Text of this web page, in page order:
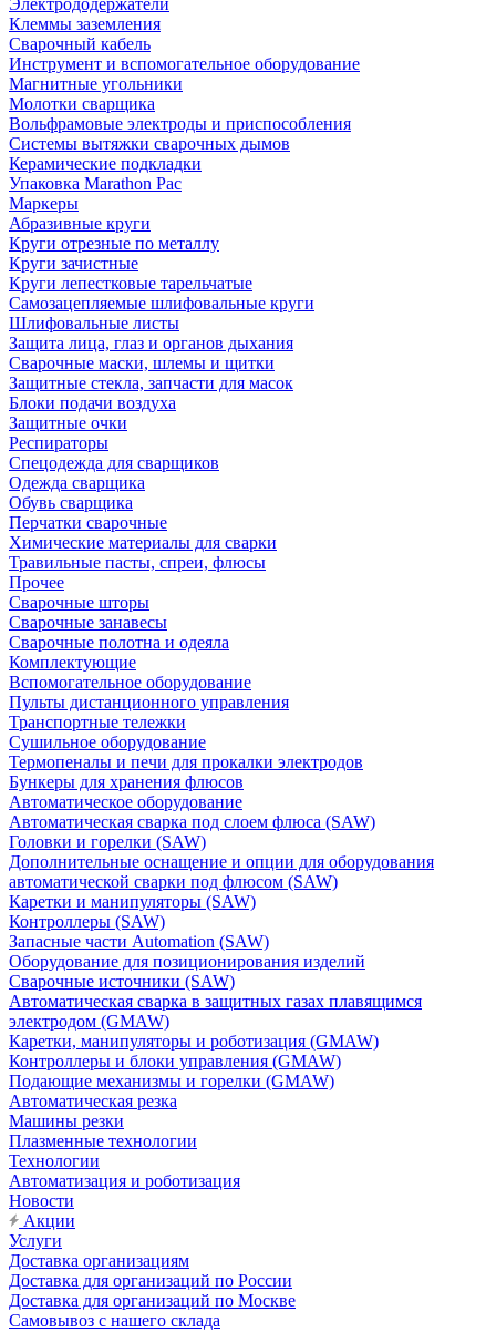
Электрододержатели
Клеммы заземления
Сварочный кабель
Инструмент и вспомогательное оборудование
Магнитные угольники
Молотки сварщика
Вольфрамовые электроды и приспособления
Системы вытяжки сварочных дымов
Керамические подкладки
Упаковка Marathon Pac
Маркеры
Абразивные круги
Круги отрезные по металлу
Круги зачистные
Круги лепестковые тарельчатые
Самозацепляемые шлифовальные круги
Шлифовальные листы
Защита лица, глаз и органов дыхания
Сварочные маски, шлемы и щитки
Защитные стекла, запчасти для масок
Блоки подачи воздуха
Защитные очки
Респираторы
Спецодежда для сварщиков
Одежда сварщика
Обувь сварщика
Перчатки сварочные
Химические материалы для сварки
Травильные пасты, спреи, флюсы
Прочее
Сварочные шторы
Сварочные занавесы
Сварочные полотна и одеяла
Комплектующие
Вспомогательное оборудование
Пульты дистанционного управления
Транспортные тележки
Сушильное оборудование
Термопеналы и печи для прокалки электродов
Бункеры для хранения флюсов
Автоматическое оборудование
Автоматическая сварка под слоем флюса (SAW)
Головки и горелки (SAW)
Дополнительные оснащение и опции для оборудования
автоматической сварки под флюсом (SAW)
Каретки и манипуляторы (SAW)
Контроллеры (SAW)
Запасные части Automation (SAW)
Оборудование для позиционирования изделий
Сварочные источники (SAW)
Автоматическая сварка в защитных газах плавящимся
электродом (GMAW)
Каретки, манипуляторы и роботизация (GMAW)
Контроллеры и блоки управления (GMAW)
Подающие механизмы и горелки (GMAW)
Автоматическая резка
Машины резки
Плазменные технологии
Технологии
Автоматизация и роботизация
Новости
Акции
Услуги
Доставка организациям
Доставка для организаций по России
Доставка для организаций по Москве
Самовывоз с нашего склада